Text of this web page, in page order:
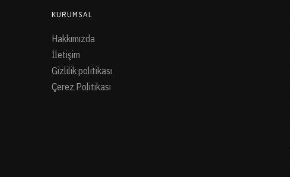
KURUMSAL
Hakkımızda
İletişim
Gizlilik politikası
Çerez Politikası